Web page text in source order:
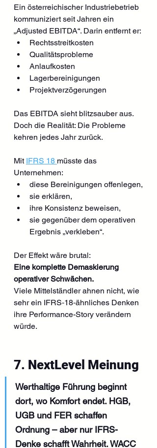
Ein österreichischer Industriebetrieb
kommuniziert seit Jahren ein
„Adjusted EBITDA“. Darin entfernt er:
Rechtsstreitkosten
Qualitätsprobleme
Anlaufkosten
Lagerbereinigungen
Projektverzögerungen
Das EBITDA sieht blitzsauber aus.
Doch die Realität: Die Probleme
kehren jedes Jahr zurück.
Mit IFRS 18 müsste das
Unternehmen:
diese Bereinigungen offenlegen,
sie erklären,
ihre Konsistenz beweisen,
sie gegenüber dem operativen
Ergebnis „verkleben“.
Der Effekt wäre brutal:
Eine komplette Demaskierung
operativer Schwächen.
Viele Mittelständler ahnen nicht, wie
sehr ein IFRS‑18‑ähnliches Denken
ihre Performance-Story verändern
würde.
7. NextLevel Meinung
Werthaltige Führung beginnt
dort, wo Komfort endet. HGB,
UGB und FER schaffen
Ordnung – aber nur IFRS-
Denke schafft Wahrheit. WACC